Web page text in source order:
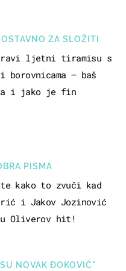
PISMA
kako to zvuči kad
i Jakov Jozinović
Oliverov hit!
NOVAK ĐOKOVIĆ"
ZA SLOŽITI
ljetni tiramisu s
borovnicama – baš
i jako je fin